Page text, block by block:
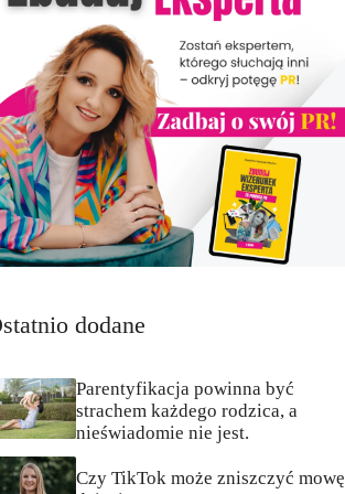
dodane
Parentyfikacja powinna być
strachem każdego rodzica, a
nieświadomie nie jest.
Czy TikTok może zniszczyć mowę